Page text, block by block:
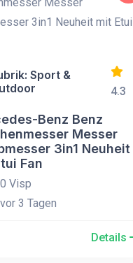
Sport &
4.3
Benz Benz
Messer
3in1 Neuheit
Fan
Visp
3 Tagen
Details